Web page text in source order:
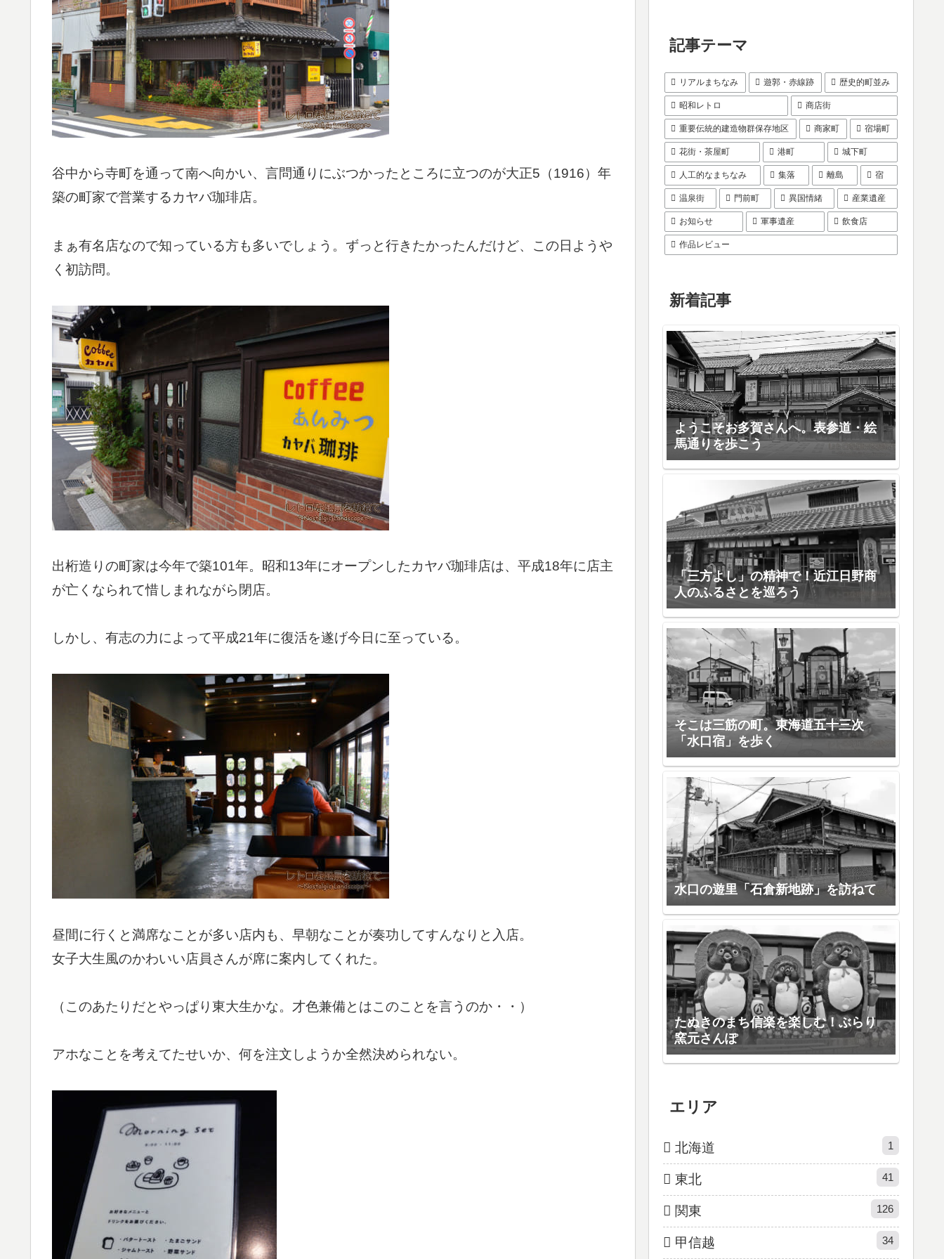
谷中から寺町を通って南へ向かい、言問通りにぶつかったところに立つのが大正5（1916）年
築の町家で営業するカヤバ珈琲店。
まぁ有名店なので知っている方も多いでしょう。ずっと行きたかったんだけど、この日ようや
く初訪問。
出桁造りの町家は今年で築101年。昭和13年にオープンしたカヤバ珈琲店は、平成18年に店主
が亡くなられて惜しまれながら閉店。
しかし、有志の力によって平成21年に復活を遂げ今日に至っている。
昼間に行くと満席なことが多い店内も、早朝なことが奏功してすんなりと入店。
女子大生風のかわいい店員さんが席に案内してくれた。
（このあたりだとやっぱり東大生かな。才色兼備とはこのことを言うのか・・）
アホなことを考えてたせいか、何を注文しようか全然決められない。
記事テーマ
リアルまちなみ 遊郭・赤線跡 歴史的町並み
昭和レトロ 商店街
重要伝統的建造物群保存地区 商家町 宿場町
花街・茶屋町 港町 城下町
人工的なまちなみ 集落 離島 宿
温泉街 門前町 異国情緒 産業遺産
お知らせ 軍事遺産 飲食店
作品レビュー
新着記事
ようこそお多賀さんへ。表参道・絵
馬通りを歩こう
「三方よし」の精神で！近江日野商
人のふるさとを巡ろう
そこは三筋の町。東海道五十三次
「水口宿」を歩く
水口の遊里「石倉新地跡」を訪ねて
たぬきのまち信楽を楽しむ！ぶらり
窯元さんぽ
エリア
北海道 1
東北 41
関東 126
甲信越 34